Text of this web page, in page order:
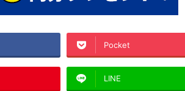
Pocket
LINE